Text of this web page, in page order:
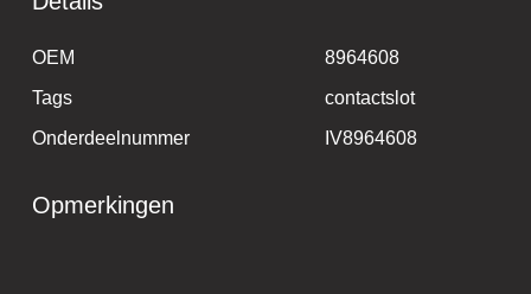
OEM
8964608
Tags
contactslot
Onderdeelnummer
IV8964608
Opmerkingen